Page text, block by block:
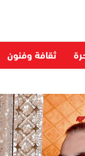
ثقافة وفنون